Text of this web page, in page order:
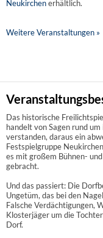
Neukirchenerhältlich.
Weitere Veranstaltungen »
Das historische
handelt von Sagen rund
verstanden, daraus ein
Festspielgruppe
es mit großem Bühnen-
gebracht.
Und das passiert: Die
Ungetüm, das bei den
Falsche Verdächtigungen,
Klosterjäger um die
Dorf.